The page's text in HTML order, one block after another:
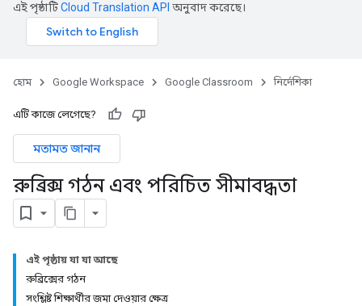
এই পৃষ্ঠাটিCloud Translation API অনুবাদ করেছে।
হোম Google Workspace Google Classroom নির্দেশিকা
এটি কাজে লেগেছে?
মতামত জানান
রুব্রিক্স গঠন এবং পরিচিত সীমাবদ্ধতা
এই পৃষ্ঠায় যা যা আছে
রুব্রিক্সের গঠন
সংশ্লিষ্ট শিক্ষার্থীর জমা দেওয়ার ক্ষেত্র